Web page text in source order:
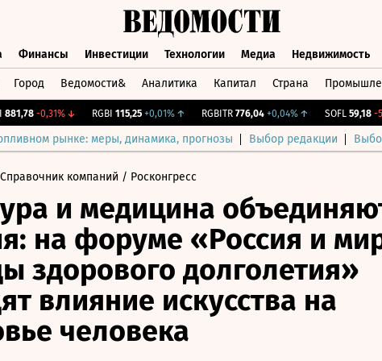
Финансы Инвестиции Технологии Медиа Недвижимость
Город Ведомости& Аналитика Капитал Страна
-0,31%↓ RGBI 115,25 +0,01%↑ RGBITR 776,04 +0,04%↑ SOFL 59,18 -
рынке: меры, динамика, прогнозы Выбор редакции
компаний / Росконгресс
и медицина
на форуме «Россия и
здорового долголетия»
влияние искусства на
человека